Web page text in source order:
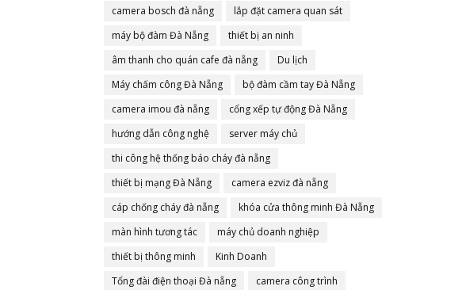
camera bosch đà nẵng
lắp đặt camera quan sát
máy bộ đàm Đà Nẵng
thiết bị an ninh
âm thanh cho quán cafe đà nẵng
Du lịch
Máy chấm công Đà Nẵng
bộ đàm cầm tay Đà Nẵng
camera imou đà nẵng
cổng xếp tự động Đà Nẵng
hướng dẫn công nghệ
server máy chủ
thi công hệ thống báo cháy đà nẵng
thiết bị mạng Đà Nẵng
camera ezviz đà nẵng
cáp chống cháy đà nẵng
khóa cửa thông minh Đà Nẵng
màn hình tương tác
máy chủ doanh nghiệp
thiết bị thông minh
Kinh Doanh
Tổng đài điện thoại Đà nẵng
camera công trình